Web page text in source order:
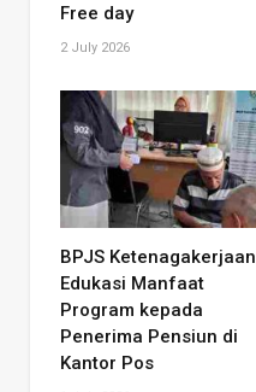
Free day
2 July 2026
BPJS Ketenagakerjaan
Edukasi Manfaat
Program kepada
Penerima Pensiun di
Kantor Pos